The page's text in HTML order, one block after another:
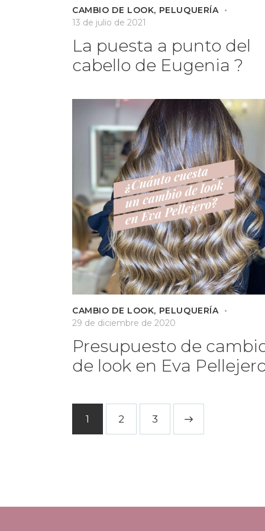
CAMBIO DE LOOK, PELUQUERÍA
13 de julio de 2021
La puesta a punto del
cabello de Eugenia ?
CAMBIO DE LOOK, PELUQUERÍA
29 de diciembre de 2020
Presupuesto de
de look en Eva
1 2 3